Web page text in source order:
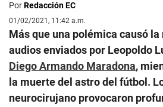
PorRedacción EC
01/02/2021, 11:42 a.m.
Más que una polémica causó
audios enviados por Leopoldo
Diego Armando Maradona,
la muerte del astro del fútbol.
neurocirujano provocaron